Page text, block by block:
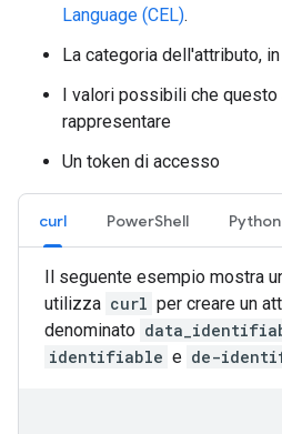
Language (CEL).
La categoria dell'attributo,
I valori possibili che questo
rappresentare
Un token di accesso
curl PowerShell Python
Il seguente esempio mostra
utilizza curl per creare un
denominato
identifiable e de-